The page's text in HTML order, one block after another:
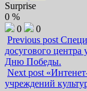
Surprise
0 %
0
0
Previous post
досугового центра
Дню Победы.
Next post
учреждений